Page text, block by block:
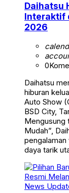
Daihatsu
Interaktif
2026
0
Daihatsu
hiburan
Auto Show
BSD City,
Mengusung
Mudah”,
pengalaman
daya tarik
News